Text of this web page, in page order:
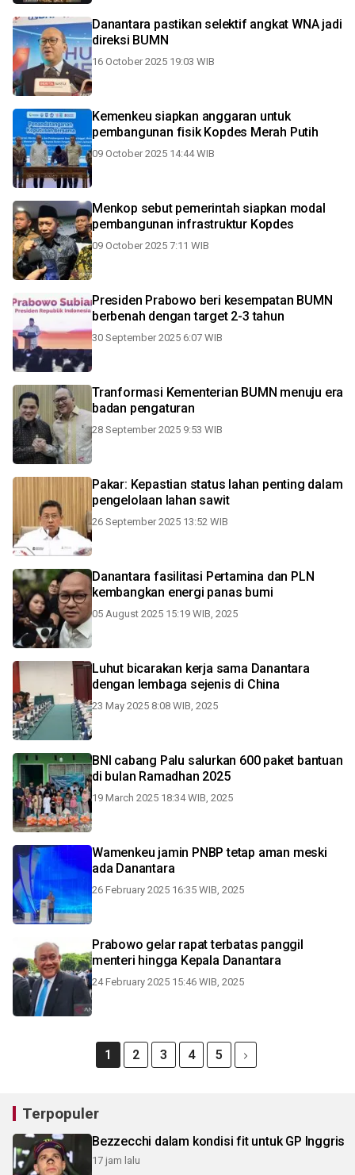
Danantara pastikan selektif angkat WNA jadi
direksi BUMN
16 October 2025 19:03 WIB
Kemenkeu siapkan anggaran untuk
pembangunan fisik Kopdes Merah Putih
09 October 2025 14:44 WIB
Menkop sebut pemerintah siapkan modal
pembangunan infrastruktur Kopdes
09 October 2025 7:11 WIB
Presiden Prabowo beri kesempatan BUMN
berbenah dengan target 2-3 tahun
30 September 2025 6:07 WIB
Tranformasi Kementerian BUMN menuju era
badan pengaturan
28 September 2025 9:53 WIB
Pakar: Kepastian status lahan penting dalam
pengelolaan lahan sawit
26 September 2025 13:52 WIB
Danantara fasilitasi Pertamina dan PLN
kembangkan energi panas bumi
05 August 2025 15:19 WIB, 2025
Luhut bicarakan kerja sama Danantara
dengan lembaga sejenis di China
23 May 2025 8:08 WIB, 2025
BNI cabang Palu salurkan 600 paket bantuan
di bulan Ramadhan 2025
19 March 2025 18:34 WIB, 2025
Wamenkeu jamin PNBP tetap aman meski
ada Danantara
26 February 2025 16:35 WIB, 2025
Prabowo gelar rapat terbatas panggil
menteri hingga Kepala Danantara
24 February 2025 15:46 WIB, 2025
1 2 3 4 5
Terpopuler
Bezzecchi dalam kondisi fit untuk GP Inggris
17 jam lalu